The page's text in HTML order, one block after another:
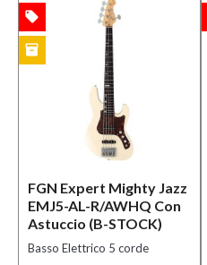
FGN Expert Mighty Jazz
EMJ5-AL-R/AWHQ Con
Astuccio (B-STOCK)
Basso Elettrico 5 corde
local_offer
inventory